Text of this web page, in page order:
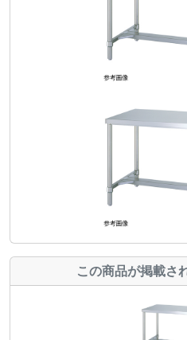
この商品が掲載さ